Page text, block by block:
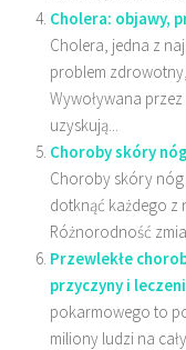
Cholera: objawy,
Cholera, jedna z
problem
Wywoływana
uzyskują...
Choroby skóry
Choroby skóry
dotknąć każdego z
Różnorodność
Przewlekłe
przyczyny i
pokarmowego to
miliony ludzi na